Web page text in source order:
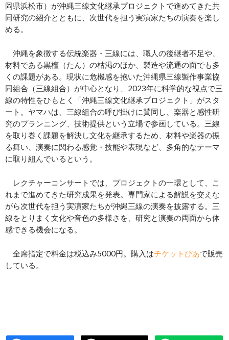
岡県浜松市）が沖縄三線文化継承プロジェクトで進めてきた共
同研究の紹介とともに、次世代を担う実演家たちの演奏を楽し
める。
沖縄を象徴する伝統楽器・三線には、職人の後継者不足や、
材料である黒檀（たん）の枯渇のほか、製造や流通の面でも多
くの課題がある。現状に危機感を抱いた沖縄県三線製作事業協
同組合（三線組合）が中心となり、2023年に科学的な視点で三
線の特性をひもとく「沖縄三線文化継承プロジェクト」がスタ
ート。ヤマハは、三線組合の呼び掛けに賛同し、楽器と感性研
究のプランニング、技術提供という立場で参画している。三線
を取り巻く課題を解決し文化を継承するため、材料や楽器の振
る舞い、演奏に関わる感覚・技能や表現など、多角的なテーマ
に取り組んでいるという。
レクチャーコンサートでは、プロジェクトの一環として、こ
れまで進めてきた研究成果を発表。専門家による解説を交えな
がら次世代を担う実演家たちが沖縄三線の演奏を披露する。三
線をとりまく文化や音色の多様さを、研究と演奏の両面から体
感できる機会になる。
全席指定で料金は税込み5000円。購入はチケットぴあで販売
している。